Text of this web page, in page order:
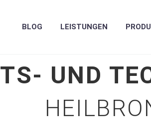
BLOG LEISTUNGEN
UND